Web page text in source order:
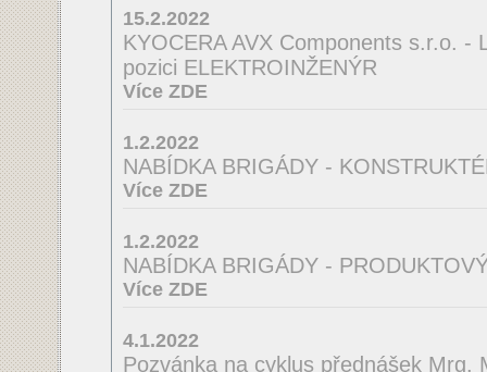
15.2.2022
KYOCERA AVX Components s.r.o.
pozici ELEKTROINŽENÝR
Více ZDE
1.2.2022
NABÍDKA BRIGÁDY -
Více ZDE
1.2.2022
NABÍDKA BRIGÁDY -
Více ZDE
4.1.2022
Pozvánka na cyklus přednášek Mrg.